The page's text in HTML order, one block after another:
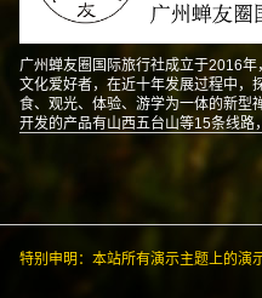
广州蝉友圈国际旅行社成立于2016
文化爱好者，在近十年发展过程中，
食、观光、体验、游学为一体的新型
开发的产品有山西五台山等15条线路
特别申明：本站所有演示主题上的演